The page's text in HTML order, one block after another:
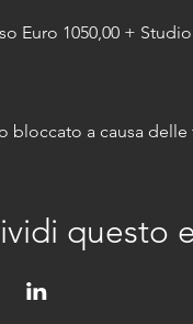
Euro 1050,00 +
bloccato a causa
questo